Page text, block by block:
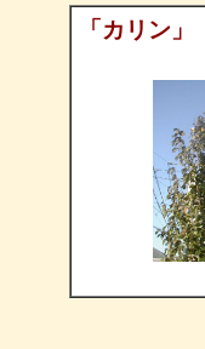
「カリン」